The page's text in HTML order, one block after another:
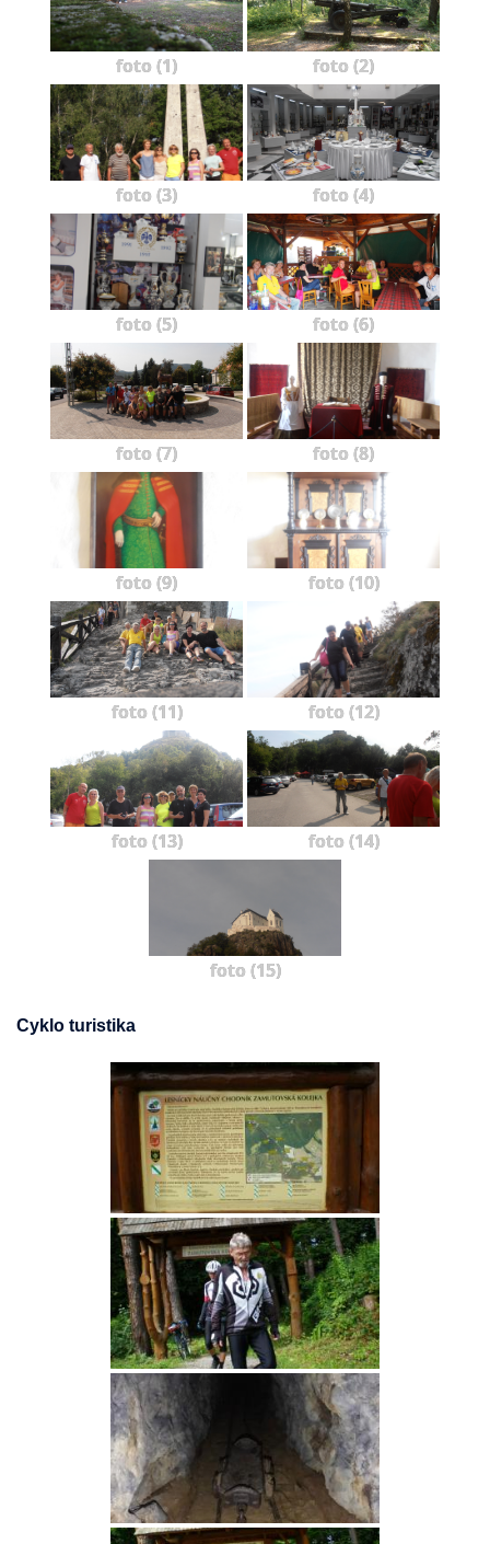
foto (1) foto (2)
foto (3) foto (4)
foto (5) foto (6)
foto (7) foto (8)
foto (9) foto (10)
foto (11) foto (12)
foto (13) foto (14)
foto (15)
Cyklo turistika